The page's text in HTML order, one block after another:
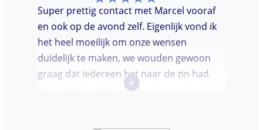
Super prettig contact met Marcel vooraf
en ook op de avond zelf. Eigenlijk vond ik
het heel moeilijk om onze wensen
duidelijk te maken, we wouden gewoon
graag dat iedereen het naar de zin had.
Dat is zeker gelukt, er is volop gedanst. Ik
+